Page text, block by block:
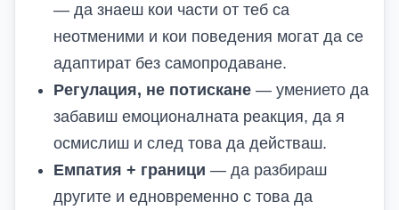
— да знаеш кои части от теб са
неотменими и кои поведения могат да се
адаптират без самопродаване.
Регулация, не потискане — умението да
забавиш емоционалната реакция, да я
осмислиш и след това да действаш.
Емпатия + граници — да разбираш
другите и едновременно с това да